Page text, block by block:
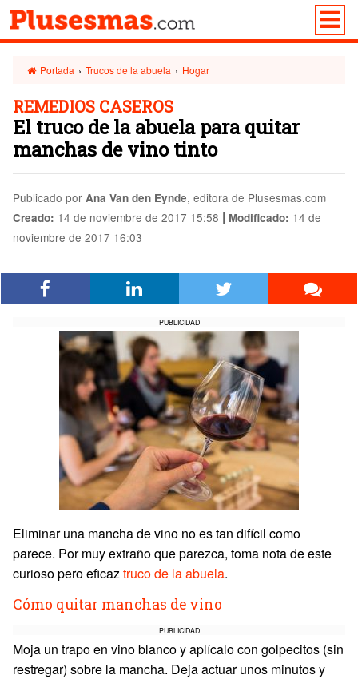
Portada › Trucos de la abuela › Hogar
REMEDIOS CASEROS
El truco de la abuela para quitar
manchas de vino tinto
Publicado por Ana Van den Eynde, editora de Plusesmas.com
Creado: 14 de noviembre de 2017 15:58 | Modificado: 14 de
noviembre de 2017 16:03
PUBLICIDAD
Eliminar una mancha de vino no es tan difícil como
parece. Por muy extraño que parezca, toma nota de este
curioso pero eficaztruco de la abuela.
Cómo quitar manchas de vino
PUBLICIDAD
Moja un trapo en vino blanco y aplícalo con golpecitos (sin
restregar) sobre la mancha. Deja actuar unos minutos y